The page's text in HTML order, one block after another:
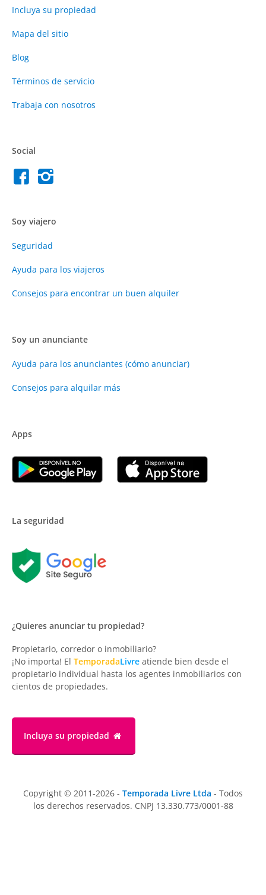
Incluya su propiedad
Mapa del sitio
Blog
Términos de servicio
Trabaja con nosotros
Social
Soy viajero
Seguridad
Ayuda para los viajeros
Consejos para encontrar un buen alquiler
Soy un anunciante
Ayuda para los anunciantes (cómo anunciar)
Consejos para alquilar más
Apps
La seguridad
¿Quieres anunciar tu propiedad?
Propietario, corredor o inmobiliario?
¡No importa! El TemporadaLivre atiende bien desde el
propietario individual hasta los agentes inmobiliarios con
cientos de propiedades.
Incluya su propiedad
Copyright © 2011-2026 - Temporada Livre Ltda - Todos
los derechos reservados. CNPJ 13.330.773/0001-88